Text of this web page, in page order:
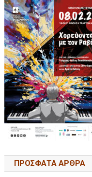
ΠΡΟΣΦΑΤΑ ΑΡΘΡΑ